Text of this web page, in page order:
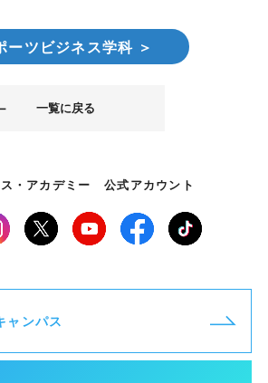
ーツビジネス学科 ＞
一覧に戻る
・アカデミー 公式アカウント
ャンパス